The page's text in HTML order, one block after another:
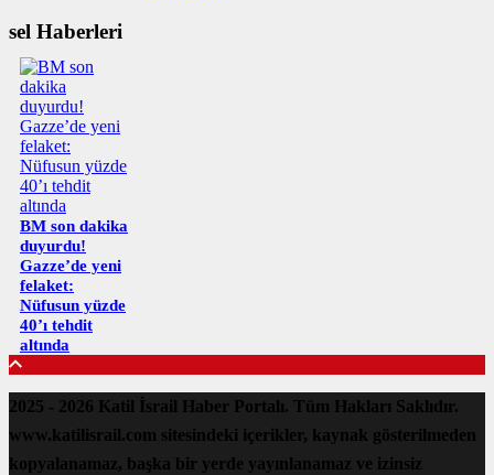
sel Haberleri
BM son dakika
duyurdu!
Gazze’de yeni
felaket:
Nüfusun yüzde
40’ı tehdit
altında
2025 - 2026 Katil İsrail Haber Portalı. Tüm Hakları Saklıdır.
www.katilisrail.com sitesindeki içerikler, kaynak gösterilmeden
kopyalanamaz, başka bir yerde yayınlanamaz ve izinsiz